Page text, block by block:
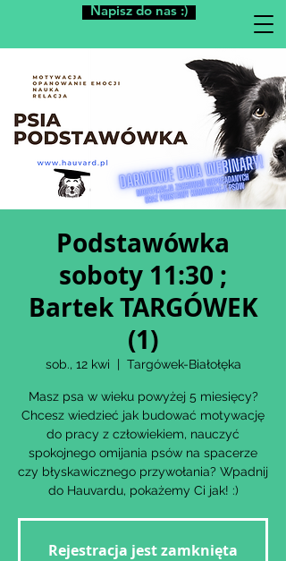
Napisz do nas :)
Podstawówka
soboty 11:30 ;
Bartek TARGÓWEK
(1)
sob., 12 kwi
  |
Targówek-Białołęka
Masz psa w wieku powyżej 5 miesięcy?
Chcesz wiedzieć jak budować motywację
do pracy z człowiekiem, nauczyć
spokojnego omijania psów na spacerze
czy błyskawicznego przywołania? Wpadnij
Rejestracja jest zamknięta